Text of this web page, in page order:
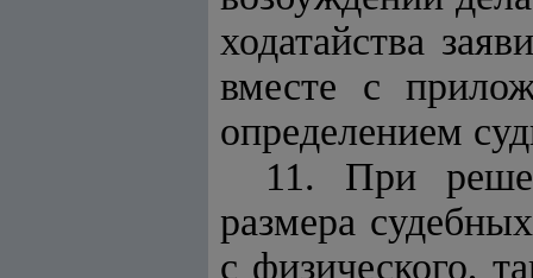
ходатайства
вместе с
определением
11. При
размера
с физического,